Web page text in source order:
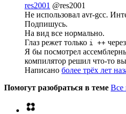
res2001 @res2001
Не использовал avr-gcc.
Подпишусь.
На вид все нормально.
Глаз режет только i ++
Я бы посмотрел
компилятор решил что-то
Написано более трёх лет
Помогут разобраться в теме Все